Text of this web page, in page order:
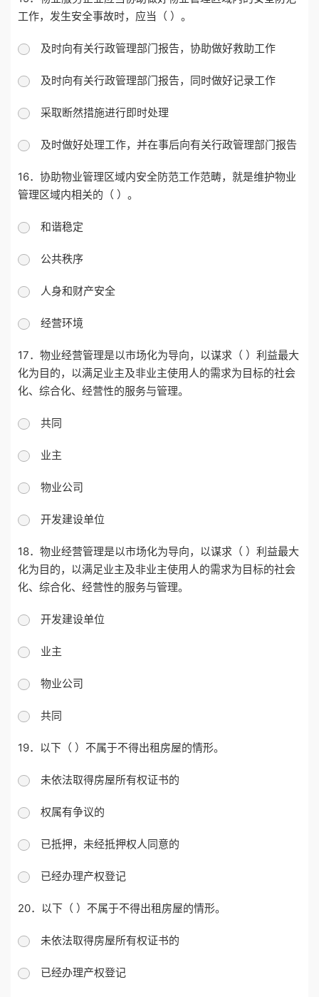
工作，发生安全事故时，应当（ ）。
及时向有关行政管理部门报告，协助做好救助工作
及时向有关行政管理部门报告，同时做好记录工作
采取断然措施进行即时处理
及时做好处理工作，并在事后向有关行政管理部门报告
16．协助物业管理区域内安全防范工作范畴，就是维护物业
管理区域内相关的（ ）。
和谐稳定
公共秩序
人身和财产安全
经营环境
17．物业经营管理是以市场化为导向，以谋求（ ）利益最大
化为目的，以满足业主及非业主使用人的需求为目标的社会
化、综合化、经营性的服务与管理。
共同
业主
物业公司
开发建设单位
18．物业经营管理是以市场化为导向，以谋求（ ）利益最大
化为目的，以满足业主及非业主使用人的需求为目标的社会
化、综合化、经营性的服务与管理。
开发建设单位
业主
物业公司
共同
19．以下（ ）不属于不得出租房屋的情形。
未依法取得房屋所有权证书的
权属有争议的
已抵押，未经抵押权人同意的
已经办理产权登记
20．以下（ ）不属于不得出租房屋的情形。
未依法取得房屋所有权证书的
已经办理产权登记